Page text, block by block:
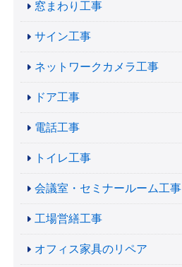
窓まわり工事
サイン工事
ネットワークカメラ工事
ドア工事
電話工事
トイレ工事
会議室・セミナールーム工事
工場営繕工事
オフィス家具のリペア